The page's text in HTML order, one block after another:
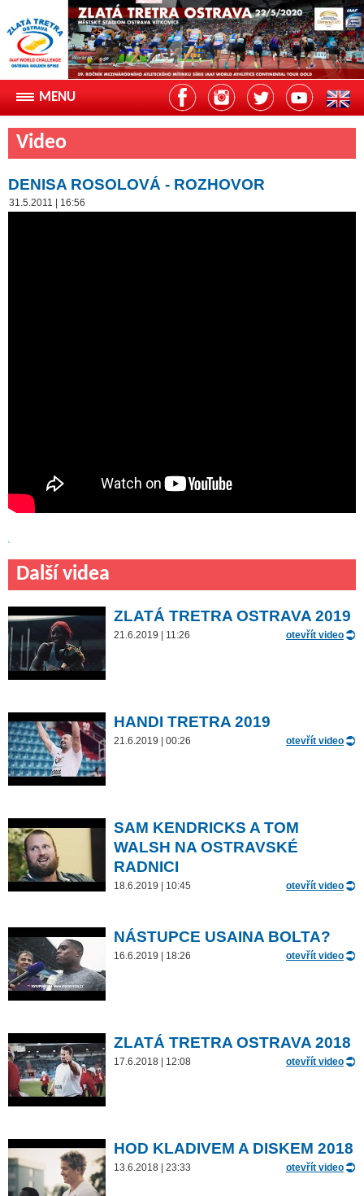
Video
DENISA ROSOLOVÁ - ROZHOVOR
31.5.2011 | 16:56
Další videa
ZLATÁ TRETRA OSTRAVA 2019
21.6.2019 | 11:26 otevřít video
HANDI TRETRA 2019
21.6.2019 | 00:26 otevřít video
SAM KENDRICKS A TOM
WALSH NA OSTRAVSKÉ
RADNICI
18.6.2019 | 10:45 otevřít video
NÁSTUPCE USAINA BOLTA?
16.6.2019 | 18:26 otevřít video
ZLATÁ TRETRA OSTRAVA 2018
17.6.2018 | 12:08 otevřít video
HOD KLADIVEM A DISKEM 2018
13.6.2018 | 23:33 otevřít video